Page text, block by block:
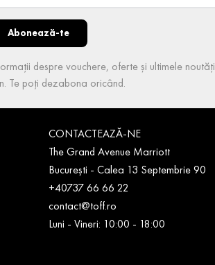
Abonează-te
despre vouchere, oferte și ultimele noutăți
Te poți dezabona oricând.
CONTACTEAZĂ-NE
The Grand Avenue Marriott
București - Calea 13 Septembrie 90
+40737 66 66 22
contact@toff.ro
Luni - Vineri: 10:00 - 18:00